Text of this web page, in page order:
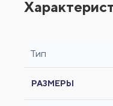
Тип
РАЗМЕРЫ